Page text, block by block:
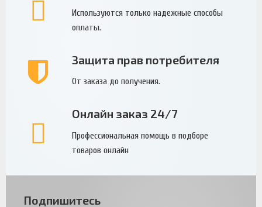
Используются только надежные способы
оплаты.
Защита прав потребителя
От заказа до получения.
Онлайн заказ 24/7
Профессиональная помощь в подборе
товаров онлайн
Подпишитесь